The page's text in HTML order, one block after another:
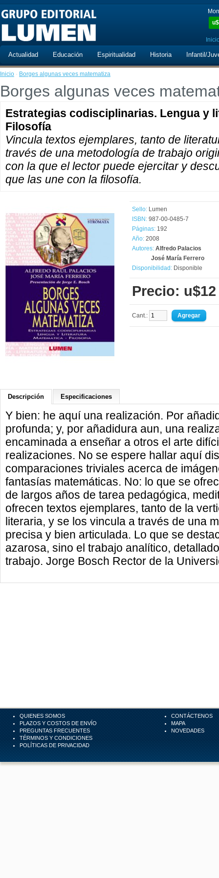
u$
Actualidad Educación Espiritualidad Historia Infantil/
Inicio · Borges algunas veces matematiza
Borges algunas veces
Estrategias codisciplinarias. Lengua y
Filosofía
Vincula textos ejemplares, tanto de
través de una metodología de trabajo
con la que el lector puede ejercitar y
que las une con la filosofía.
Sello: Lumen
ISBN: 987-00-0485-7
Páginas: 192
Año: 2008
Autores: Alfredo Palacios
José María Ferrero
Disponibilidad: Disponible
Precio: u$12
Cant.:
Descripción Especificaciones
Y bien: he aquí una realización. Por
profunda; y, por añadidura aun, una
encaminada a enseñar a otros el arte
realizaciones. No se espere hallar aquí
comparaciones triviales acerca de
fantasías matemáticas. No: lo que se
de largos años de tarea pedagógica,
ofrecen textos ejemplares, tanto de la
literaria, y se los vincula a través de una
precisa y bien articulada. Lo que se
azarosa, sino el trabajo analítico,
trabajo. Jorge Bosch Rector de la
QUIENES SOMOS
PLAZOS Y COSTOS DE ENVÍO
PREGUNTAS FRECUENTES
TÉRMINOS Y CONDICIONES
POLÍTICAS DE PRIVACIDAD
CONTÁCTENOS
MAPA
NOVEDADES